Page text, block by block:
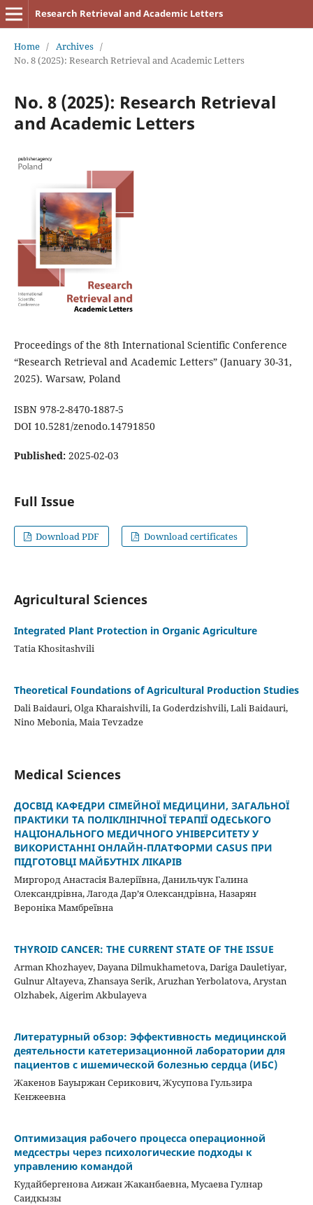
Research Retrieval and Academic Letters
Home / Archives /
No. 8 (2025): Research Retrieval and Academic Letters
No. 8 (2025): Research Retrieval
and Academic Letters
Proceedings of the 8th International Scientific Conference
“Research Retrieval and Academic Letters” (January 30-31,
2025). Warsaw, Poland
ISBN 978-2-8470-1887-5
DOI 10.5281/zenodo.14791850
Published: 2025-02-03
Full Issue
Download PDF Download certificates
Agricultural Sciences
Integrated Plant Protection in Organic Agriculture
Tatia Khositashvili
Theoretical Foundations of Agricultural Production Studies
Dali Baidauri, Olga Kharaishvili, Ia Goderdzishvili, Lali Baidauri,
Nino Mebonia, Maia Tevzadze
Medical Sciences
ДОСВІД КАФЕДРИ СІМЕЙНОЇ МЕДИЦИНИ, ЗАГАЛЬНОЇ
ПРАКТИКИ ТА ПОЛІКЛІНІЧНОЇ ТЕРАПІЇ ОДЕСЬКОГО
НАЦІОНАЛЬНОГО МЕДИЧНОГО УНІВЕРСИТЕТУ У
ВИКОРИСТАННІ ОНЛАЙН-ПЛАТФОРМИ CASUS ПРИ
ПІДГОТОВЦІ МАЙБУТНІХ ЛІКАРІВ
Миргород Анастасія Валеріївна, Данильчук Галина
Олександрівна, Лагода Дар’я Олександрівна, Назарян
Вероніка Мамбреївна
THYROID CANCER: THE CURRENT STATE OF THE ISSUE
Arman Khozhayev, Dayana Dilmukhametova, Dariga Dauletiyar,
Gulnur Altayeva, Zhansaya Serik, Aruzhan Yerbolatova, Arystan
Olzhabek, Aigerim Akbulayeva
Литературный обзор: Эффективность медицинской
деятельности катетеризационной лаборатории для
пациентов с ишемической болезнью сердца (ИБС)
Жакенов Бауыржан Серикович, Жусупова Гульзира
Кенжеевна
Оптимизация рабочего процесса операционной
медсестры через психологические подходы к
управлению командой
Кудайбергенова Аижан Жаканбаевна, Мусаева Гулнар
Саидкызы